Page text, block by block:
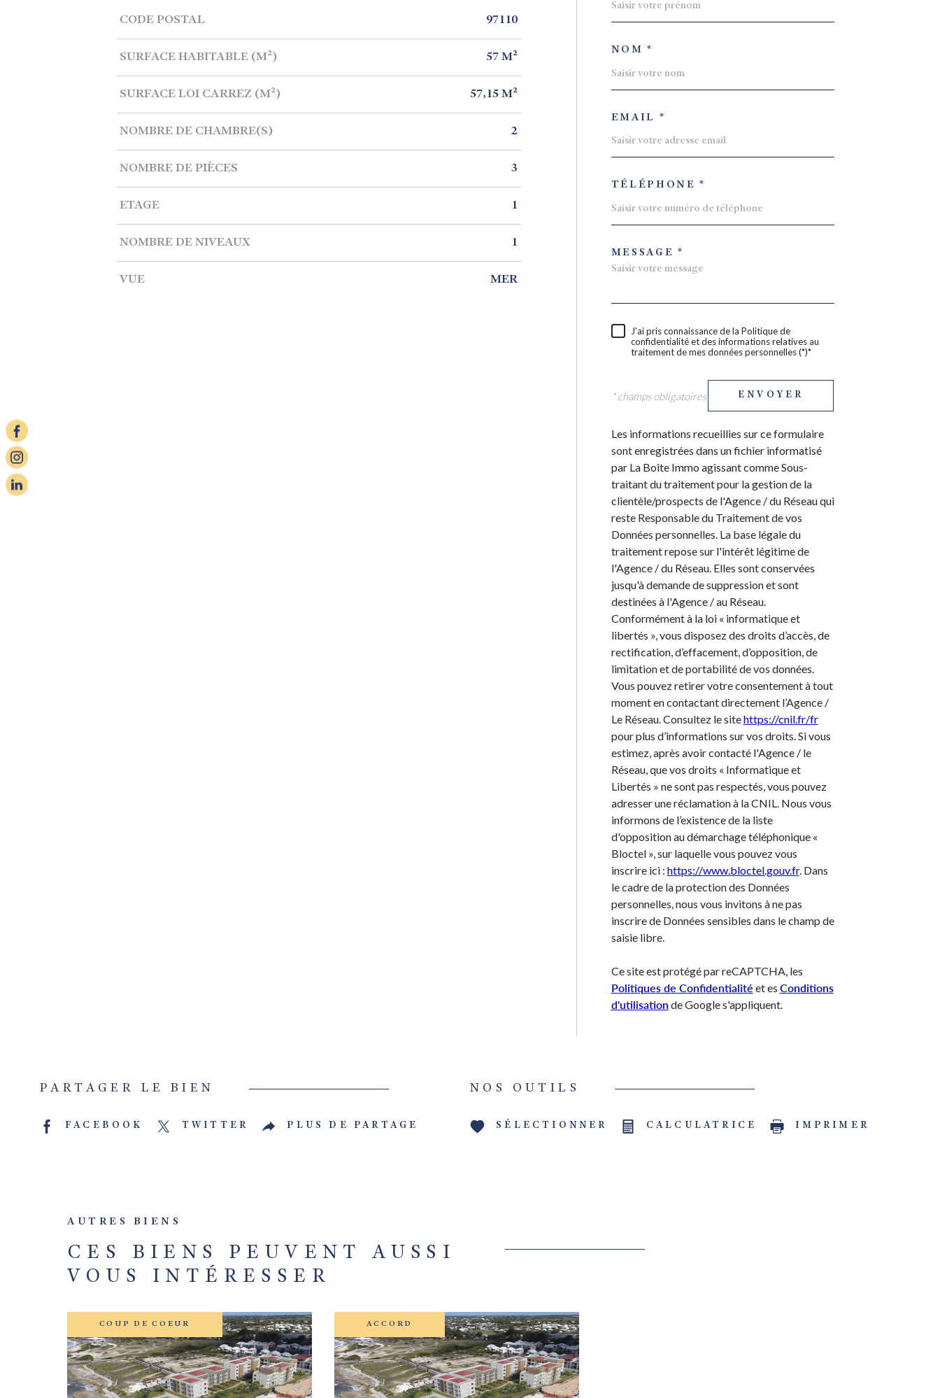
Caractérisque Valeurs
CODE POSTAL 97110
SURFACE HABITABLE (M²) 57 M²
SURFACE LOI CARREZ (M²) 57,15 M²
NOMBRE DE CHAMBRE(S) 2
NOMBRE DE PIÈCES 3
ETAGE 1
NOMBRE DE NIVEAUX 1
VUE MER
NOM *
EMAIL *
TÉLÉPHONE *
MESSAGE *
J'ai pris connaissance de la Politique de
confidentialité et des informations relatives au
traitement de mes données personnelles (*)*
* champs obligatoires ENVOYER
Les informations recueillies sur ce formulaire
sont enregistrées dans un fichier informatisé
par La Boite Immo agissant comme Sous-
traitant du traitement pour la gestion de la
clientèle/prospects de l'Agence / du Réseau qui
reste Responsable du Traitement de vos
Données personnelles. La base légale du
traitement repose sur l'intérêt légitime de
l'Agence / du Réseau. Elles sont conservées
jusqu'à demande de suppression et sont
destinées à l'Agence / au Réseau.
Conformément à la loi « informatique et
libertés », vous disposez des droits d’accès, de
rectification, d’effacement, d’opposition, de
limitation et de portabilité de vos données.
Vous pouvez retirer votre consentement à tout
moment en contactant directement l’Agence /
Le Réseau. Consultez le sitehttps://cnil.fr/fr
pour plus d’informations sur vos droits. Si vous
estimez, après avoir contacté l'Agence / le
Réseau, que vos droits « Informatique et
Libertés » ne sont pas respectés, vous pouvez
adresser une réclamation à la CNIL. Nous vous
informons de l’existence de la liste
d'opposition au démarchage téléphonique «
Bloctel », sur laquelle vous pouvez vous
inscrire ici : https://www.bloctel.gouv.fr. Dans
le cadre de la protection des Données
personnelles, nous vous invitons à ne pas
inscrire de Données sensibles dans le champ de
saisie libre.
Ce site est protégé par reCAPTCHA, les
Politiques de Confidentialité et es Conditions
d'utilisation de Google s'appliquent.
PARTAGER LE BIEN
FACEBOOK TWITTER PLUS DE PARTAGE
NOS OUTILS
SÉLECTIONNER CALCULATRICE IMPRIMER
AUTRES BIENS
CES BIENS PEUVENT AUSSI
VOUS INTÉRESSER
COUP DE COEUR
VOIR LE BIEN
ACCORD
VOIR LE BIEN